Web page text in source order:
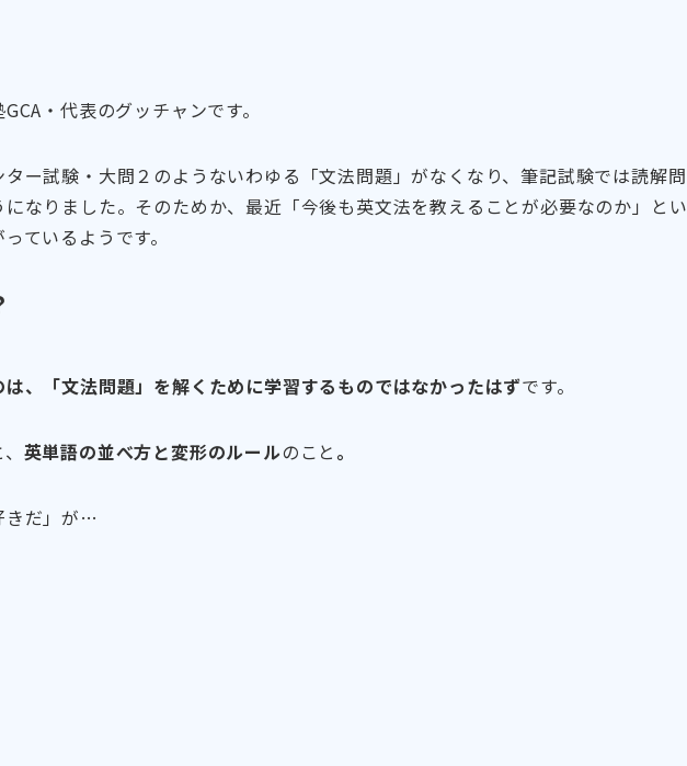
・代表のグッチャンです。
ー試験・大問２のようないわゆる「文法問題」がなくなり、筆記試験では読解問
なりました。そのためか、最近「今後も英文法を教えることが必要なのか」とい
ているようです。
、「文法問題」を解くために学習するものではなかったはずです。
英単語の並べ方と変形のルールのこと 。
きだ」が…